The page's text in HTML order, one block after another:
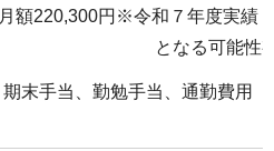
月額220,300円※令和７年度実績
となる可能性
期末手当、勤勉手当、通勤費用